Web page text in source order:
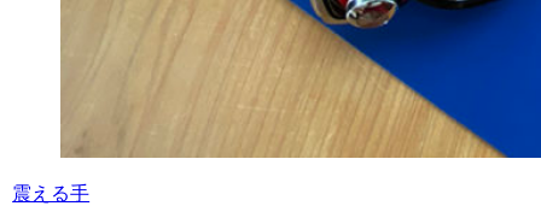
震える手